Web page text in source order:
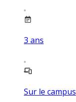
3 ans
Sur le campus